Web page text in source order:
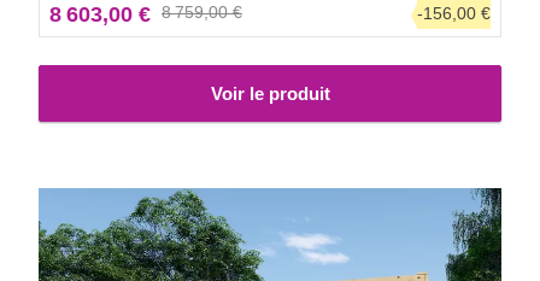
8 603,00 € 8 759,00 € -156,00 €
Voir le produit